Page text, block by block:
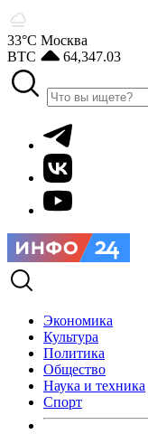
33°С Москва
BTC
64,347.03
Экономика
Культура
Политика
Общество
Наука и техника
Спорт